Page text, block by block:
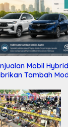
Mobil
Tambah